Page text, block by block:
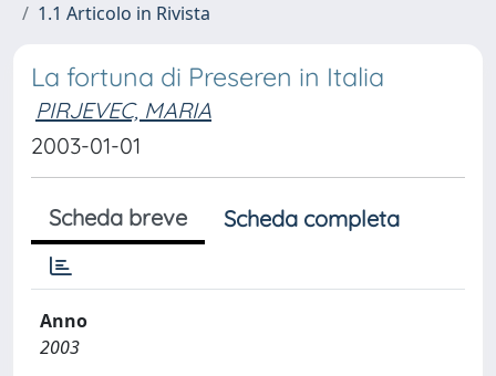
1.1 Articolo in Rivista
La fortuna di Preseren in Italia
PIRJEVEC, MARIA
2003-01-01
Scheda breve Scheda completa
Anno
2003